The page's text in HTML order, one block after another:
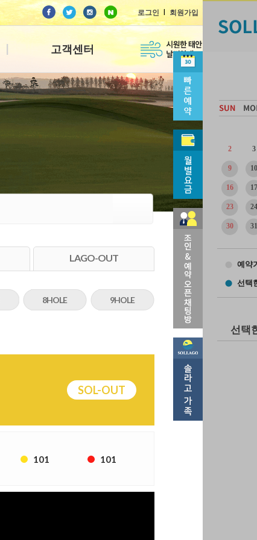
로그인 l 회원가입
고객센터
LAGO-OUT
8HOLE 9HOLE
SOL-OUT
101 101
2 3
9 10
16 17
23 24
30 31
예약
선택
선택